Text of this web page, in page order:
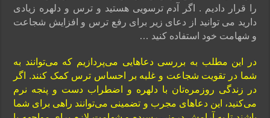
را قرار دادیم . اگر آدم ترسویی هستید و ترس و دلهره زیادی
دارید می توانید از دعای زیر برای رفع ترس و افزایش شجاعت
و شهامت خود استفاده کنید …
در این مطلب به بررسی دعاهایی می‌پردازیم که می‌توانند به
شما در تقویت شجاعت و غلبه بر احساس ترس کمک کنند. اگر
در زندگی روزمره‌تان با دلهره و اضطراب دست و پنجه نرم
می‌کنید، این دعاهای مجرب و تضمینی می‌توانند راهی برای شما